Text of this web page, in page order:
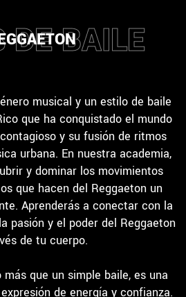
DE BAILE
musical y un estilo de baile
que ha conquistado el mundo
y su fusión de ritmos
urbana. En nuestra academia,
y dominar los movimientos
que hacen del Reggaeton un
Aprenderás a conectar con la
pasión y el poder del Reggaeton
de tu cuerpo.
que un simple baile, es una
de energía y confianza.